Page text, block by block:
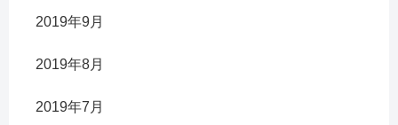
2019年9月
2019年8月
2019年7月